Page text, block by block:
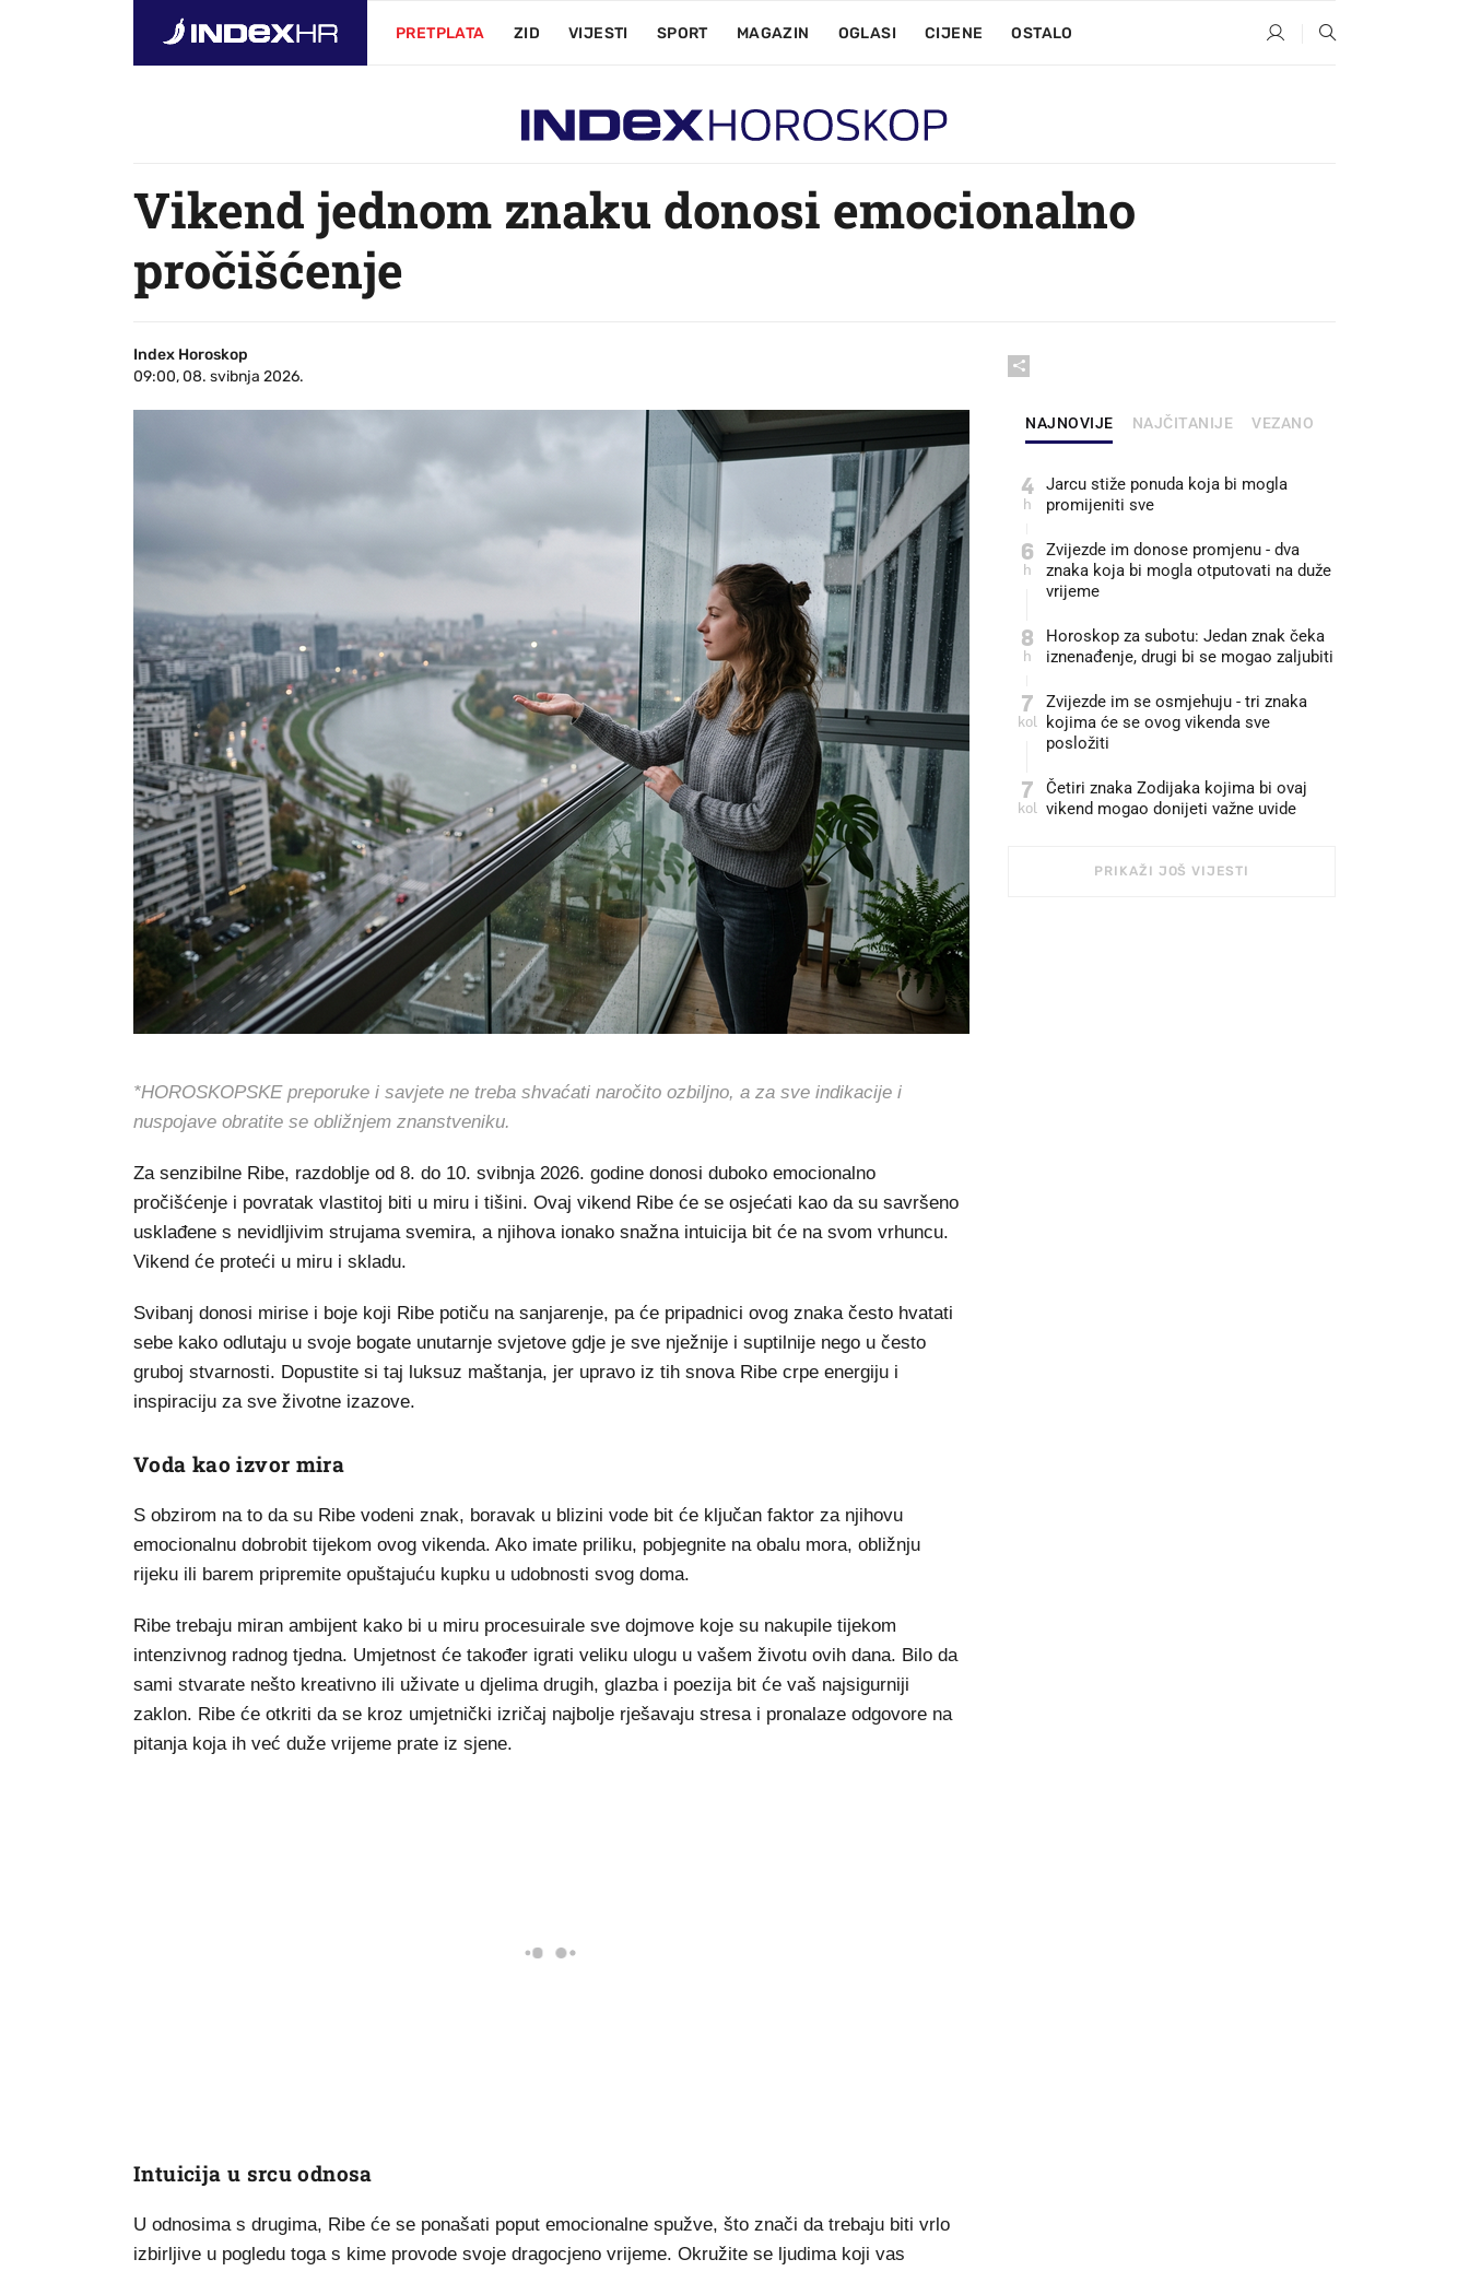
PRETPLATA ZID VIJESTI SPORT MAGAZIN OGLASI CIJENE OSTALO
Vikend jednom znaku donosi emocionalno
pročišćenje
Index Horoskop
09:00, 08. svibnja 2026.
*HOROSKOPSKE preporuke i savjete ne treba shvaćati naročito ozbiljno, a za sve indikacije i
nuspojave obratite se obližnjem znanstveniku.
Za senzibilne Ribe, razdoblje od 8. do 10. svibnja 2026. godine donosi duboko emocionalno
pročišćenje i povratak vlastitoj biti u miru i tišini. Ovaj vikend Ribe će se osjećati kao da su savršeno
usklađene s nevidljivim strujama svemira, a njihova ionako snažna intuicija bit će na svom vrhuncu.
Vikend će proteći u miru i skladu.
Svibanj donosi mirise i boje koji Ribe potiču na sanjarenje, pa će pripadnici ovog znaka često hvatati
sebe kako odlutaju u svoje bogate unutarnje svjetove gdje je sve nježnije i suptilnije nego u često
gruboj stvarnosti. Dopustite si taj luksuz maštanja, jer upravo iz tih snova Ribe crpe energiju i
inspiraciju za sve životne izazove.
Voda kao izvor mira
S obzirom na to da su Ribe vodeni znak, boravak u blizini vode bit će ključan faktor za njihovu
emocionalnu dobrobit tijekom ovog vikenda. Ako imate priliku, pobjegnite na obalu mora, obližnju
rijeku ili barem pripremite opuštajuću kupku u udobnosti svog doma.
Ribe trebaju miran ambijent kako bi u miru procesuirale sve dojmove koje su nakupile tijekom
intenzivnog radnog tjedna. Umjetnost će također igrati veliku ulogu u vašem životu ovih dana. Bilo da
sami stvarate nešto kreativno ili uživate u djelima drugih, glazba i poezija bit će vaš najsigurniji
zaklon. Ribe će otkriti da se kroz umjetnički izričaj najbolje rješavaju stresa i pronalaze odgovore na
pitanja koja ih već duže vrijeme prate iz sjene.
Intuicija u srcu odnosa
U odnosima s drugima, Ribe će se ponašati poput emocionalne spužve, što znači da trebaju biti vrlo
izbirljive u pogledu toga s kime provode svoje dragocjeno vrijeme. Okružite se ljudima koji vas
NAJNOVIJE NAJČITANIJE VEZANO
4
h
Jarcu stiže ponuda koja bi mogla
promijeniti sve
6
h
Zvijezde im donose promjenu - dva
znaka koja bi mogla otputovati na duže
vrijeme
8
h
Horoskop za subotu: Jedan znak čeka
iznenađenje, drugi bi se mogao zaljubiti
7
kol
Zvijezde im se osmjehuju - tri znaka
kojima će se ovog vikenda sve
posložiti
7
kol
Četiri znaka Zodijaka kojima bi ovaj
vikend mogao donijeti važne uvide
PRIKAŽI JOŠ VIJESTI